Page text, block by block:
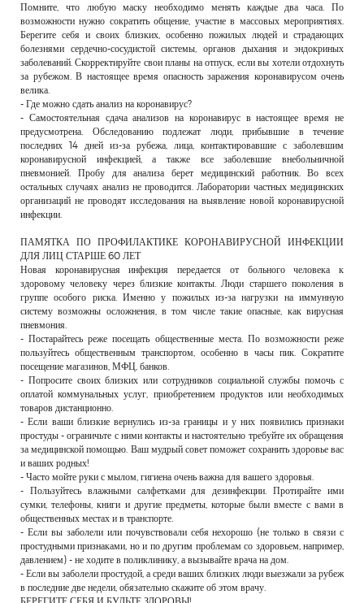
Помните, что любую маску необходимо менять каждые два часа. По
возможности нужно сократить общение, участие в массовых мероприятиях.
Берегите себя и своих близких, особенно пожилых людей и страдающих
болезнями сердечно-сосудистой системы, органов дыхания и эндокриных
заболеваний. Скорректируйте свои планы на отпуск, если вы хотели отдохнуть
за рубежом. В настоящее время опасность заражения коронавирусом очень
велика.
- Где можно сдать анализ на коронавирус?
- Самостоятельная сдача анализов на коронавирус в настоящее время не
предусмотрена. Обследованию подлежат люди, прибывшие в течение
последних 14 дней из-за рубежа, лица, контактировавшие с заболевшим
коронавирусной инфекцией, а также все заболевшие внебольничной
пневмонией. Пробу для анализа берет медицинский работник. Во всех
остальных случаях анализ не проводится. Лаборатории частных медицинских
организаций не проводят исследования на выявление новой коронавирусной
инфекции.
ПАМЯТКА ПО ПРОФИЛАКТИКЕ КОРОНАВИРУСНОЙ ИНФЕКЦИИ
ДЛЯ ЛИЦ СТАРШЕ 60 ЛЕТ
Новая коронавирусная инфекция передается от больного человека к
здоровому человеку через близкие контакты. Люди старшего поколения в
группе особого риска. Именно у пожилых из-за нагрузки на иммунную
систему возможны осложнения, в том числе такие опасные, как вирусная
пневмония.
- Постарайтесь реже посещать общественные места. По возможности реже
пользуйтесь общественным транспортом, особенно в часы пик. Сократите
посещение магазинов, МФЦ, банков.
- Попросите своих близких или сотрудников социальной службы помочь с
оплатой коммунальных услуг, приобретением продуктов или необходимых
товаров дистанционно.
- Если ваши близкие вернулись из-за границы и у них появились признаки
простуды - ограничьте с ними контакты и настоятельно требуйте их обращения
за медицинской помощью. Ваш мудрый совет поможет сохранить здоровье вас
и ваших родных!
- Часто мойте руки с мылом, гигиена очень важна для вашего здоровья.
- Пользуйтесь влажными салфетками для дезинфекции. Протирайте ими
сумки, телефоны, книги и другие предметы, которые были вместе с вами в
общественных местах и в транспорте.
- Если вы заболели или почувствовали себя нехорошо (не только в связи с
простудными признаками, но и по другим проблемам со здоровьем, например,
давлением) - не ходите в поликлинику, а вызывайте врача на дом.
- Если вы заболели простудой, а среди ваших близких люди выезжали за рубеж
в последние две недели, обязательно скажите об этом врачу.